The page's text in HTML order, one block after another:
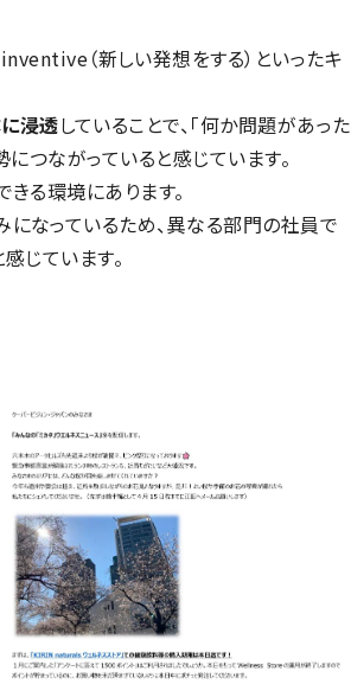
（新しい発想をする）といったキ
浸透していることで、「何か問題があった
つながっていると感じています。
る環境にあります。
なっているため、異なる部門の社員で
じています。